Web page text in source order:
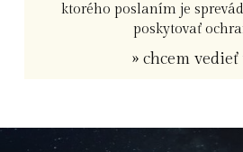
ktorého poslaním je
poskytovať
» chcem vedieť